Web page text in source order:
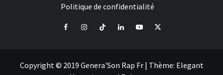
Politique de confidentialité
FacebookInstagramTiktok LinkedInYoutube
X
Copyright © 2019 Genera'Son Rap Fr | Thème: Elegant